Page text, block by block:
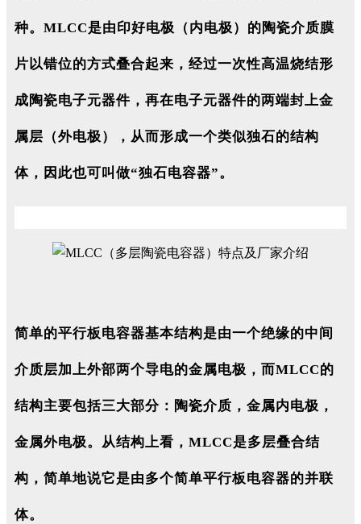
种。MLCC是由印好电极（内电极）的陶瓷介质膜
片以错位的方式叠合起来，经过一次性高温烧结形
成陶瓷电子元器件，再在电子元器件的两端封上金
属层（外电极），从而形成一个类似独石的结构
体，因此也可叫做“独石电容器”。
简单的平行板电容器基本结构是由一个绝缘的中间
介质层加上外部两个导电的金属电极，而MLCC的
结构主要包括三大部分：陶瓷介质，金属内电极，
金属外电极。从结构上看，MLCC是多层叠合结
构，简单地说它是由多个简单平行板电容器的并联
体。